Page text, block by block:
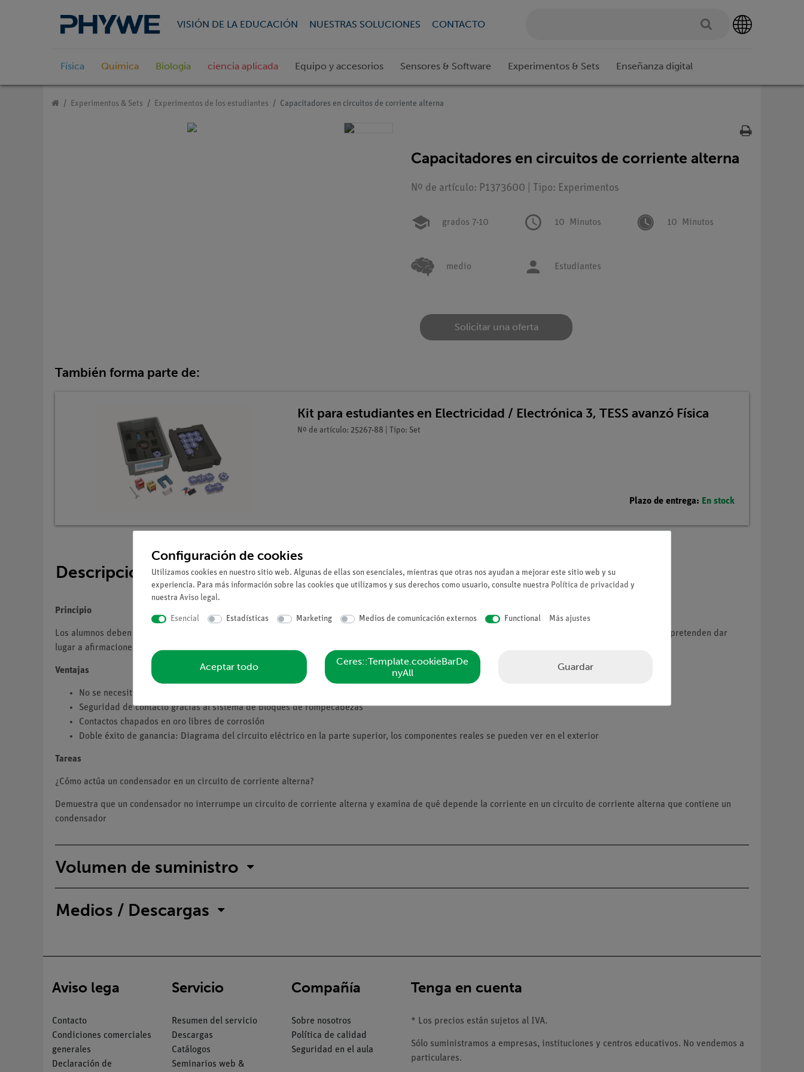
VISIÓN DE LA EDUCACIÓN NUESTRAS SOLUCIONES CONTACTO
Física Química Biologia ciencia aplicada Equipo y accesorios Sensores & Software Experimentos & Sets Enseñanza digital
Experimentos & Sets Experimentos de los estudiantes Capacitadores en circuitos de corriente alterna
Capacitadores en circuitos de corriente alterna
Nº de artículo: P1373600 | Tipo: Experimentos
grados 7-10 10 Minutos 10 Minutos
medio Estudiantes
Solicitar una oferta
También forma parte de:
Kit para estudiantes en Electricidad / Electrónica 3, TESS avanzó Física
Nº de artículo: 25267-88 | Tipo: Set
Plazo de entrega: En stock
Descripción
Principio
Los alumnos deben reconocer que un condensador representa una resistencia finita en un circuito de corriente alterna. Los dos experimentos propuestos pretenden dar
lugar a afirmaciones cualitativas y semicuantitativas sobre la resistencia capacitiva
Ventajas
No se necesitan conexiones de cables adicionales entre los bloques de construcción: montaje claro y rápido
Seguridad de contacto gracias al sistema de bloques de rompecabezas
Contactos chapados en oro libres de corrosión
Doble éxito de ganancia: Diagrama del circuito eléctrico en la parte superior, los componentes reales se pueden ver en el exterior
Tareas
¿Cómo actúa un condensador en un circuito de corriente alterna?
Demuestra que un condensador no interrumpe un circuito de corriente alterna y examina de qué depende la corriente en un circuito de corriente alterna que contiene un
condensador
Volumen de suministro
Medios / Descargas
Aviso lega
Contacto
Condiciones comerciales
generales
Declaración de
Servicio
Resumen del servicio
Descargas
Catálogos
Seminarios web &
Compañía
Sobre nosotros
Política de calidad
Seguridad en el aula
Tenga en cuenta
* Los precios están sujetos al IVA.
Sólo suministramos a empresas, instituciones y centros educativos. No vendemos a
particulares.
Configuración de cookies
Utilizamos cookies en nuestro sitio web. Algunas de ellas son esenciales, mientras que otras nos ayudan a mejorar este sitio web y su
experiencia. Para más información sobre las cookies que utilizamos y sus derechos como usuario, consulte nuestra Política de privacidad y
nuestra Aviso legal.
Esencial Estadísticas Marketing Medios de comunicación externos Functional Más ajustes
Aceptar todo
Ceres::Template.cookieBarDe
nyAll
Guardar